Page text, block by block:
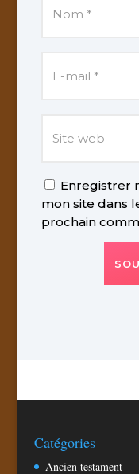
Enregistrer
mon site dans
prochain
Catégories
Ancien testament